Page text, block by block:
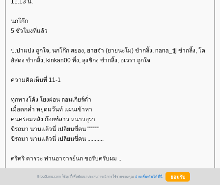
11.13 น.
นกโก๊ก
5 ชั่วโมงที่แล้ว
ป.ปาแปง ถูกใจ, นกโก๊ก สยอง, ยายจ๋า (ยายนะโม) ขำกลิ้ง, nana_tjj ขำกลิ้ง, โค
อัสดง ขำกลิ้ง, kinkan00 ทึ่ง, ลุงชิกง ขำกลิ้ง, อเวรา ถูกใจ
ความคิดเห็นที่ 11-1
ทุกทางโค้ง โยงผ่อน ถอนเกียร์ต่ำ
เมื่อตกค่ำ หยุดแว๊นท์ แผนเข้าหา
คนคร่อมหลัง ก๊อยซ์สาว หนาวอุรา
ขี่รถมา นานแล้วนี่ เปลี่ยนขี่คน """"""
ขี่รถมา นานแล้วนี่ เปลี่ยนขี่คน ...........
คริคริ คารวะ ท่านอาจารย์นก ขอรับครับผม ..
BlogGang.com ใช้คุกกี้เพื่อพัฒนาประสบการณ์การใช้งานของคุณ อ่านเพิ่มเติมได้ที่นี่